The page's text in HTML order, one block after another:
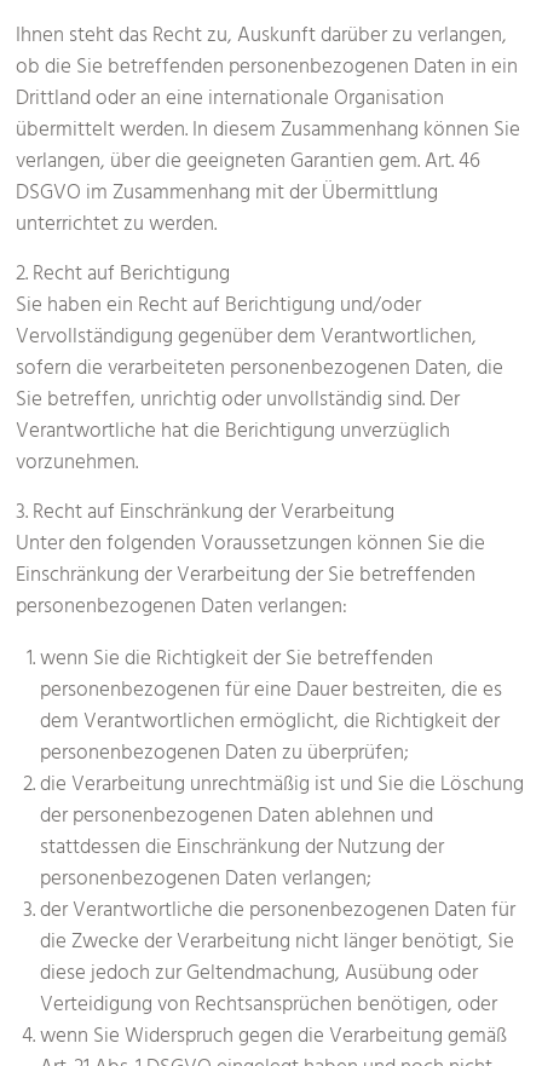
Ihnen steht das Recht zu, Auskunft darüber zu verlangen,
ob die Sie betreffenden personenbezogenen Daten in ein
Drittland oder an eine internationale Organisation
übermittelt werden. In diesem Zusammenhang können Sie
verlangen, über die geeigneten Garantien gem. Art. 46
DSGVO im Zusammenhang mit der Übermittlung
unterrichtet zu werden.
2. Recht auf Berichtigung
Sie haben ein Recht auf Berichtigung und/oder
Vervollständigung gegenüber dem Verantwortlichen,
sofern die verarbeiteten personenbezogenen Daten, die
Sie betreffen, unrichtig oder unvollständig sind. Der
Verantwortliche hat die Berichtigung unverzüglich
vorzunehmen.
3. Recht auf Einschränkung der Verarbeitung
Unter den folgenden Voraussetzungen können Sie die
Einschränkung der Verarbeitung der Sie betreffenden
personenbezogenen Daten verlangen:
wenn Sie die Richtigkeit der Sie betreffenden
personenbezogenen für eine Dauer bestreiten, die es
dem Verantwortlichen ermöglicht, die Richtigkeit der
personenbezogenen Daten zu überprüfen;
die Verarbeitung unrechtmäßig ist und Sie die Löschung
der personenbezogenen Daten ablehnen und
stattdessen die Einschränkung der Nutzung der
personenbezogenen Daten verlangen;
der Verantwortliche die personenbezogenen Daten für
die Zwecke der Verarbeitung nicht länger benötigt, Sie
diese jedoch zur Geltendmachung, Ausübung oder
Verteidigung von Rechtsansprüchen benötigen, oder
wenn Sie Widerspruch gegen die Verarbeitung gemäß